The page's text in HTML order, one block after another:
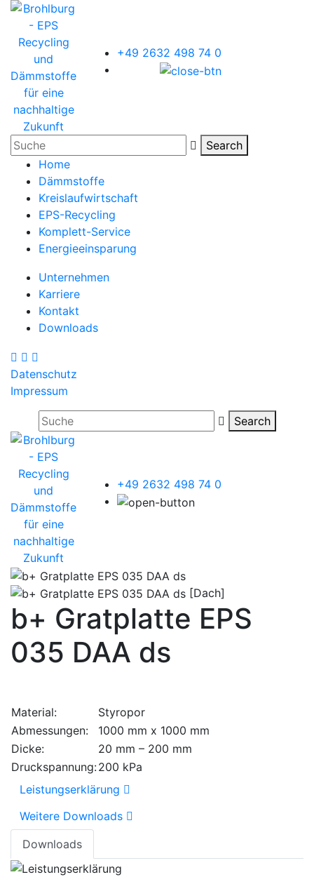
+49 2632 498 74 0
Search
Home
Dämmstoffe
Kreislaufwirtschaft
EPS-Recycling
Komplett-Service
Energieeinsparung
Unternehmen
Karriere
Kontakt
Downloads
Datenschutz
Impressum
Search
+49 2632 498 74 0
[Dach]
b+ Gratplatte EPS
035 DAA ds
Material:
Styropor
Abmessungen:
1000 mm x 1000 mm
Dicke:
20 mm – 200 mm
Druckspannung:200 kPa
Leistungserklärung
Weitere Downloads
Downloads